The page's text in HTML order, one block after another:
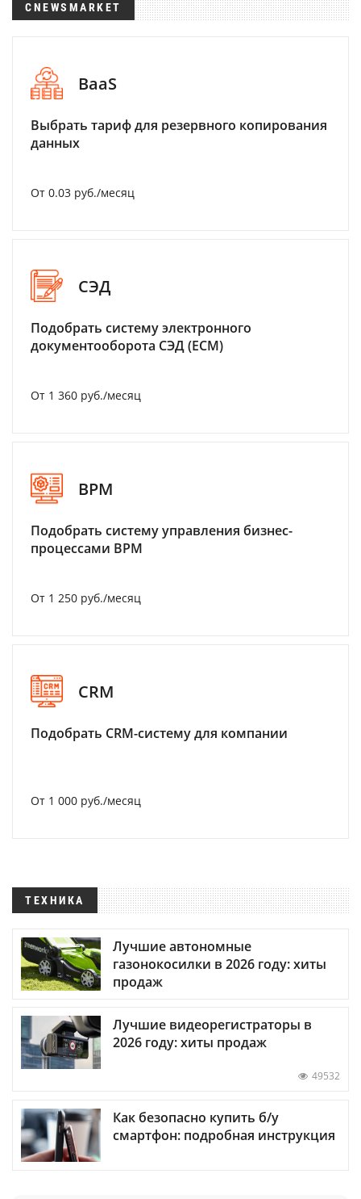
CNEWSMARKET
BaaS
Выбрать тариф для резервного копирования
данных
От 0.03 руб./месяц
СЭД
Подобрать систему электронного
документооборота СЭД (ECM)
От 1 360 руб./месяц
BPM
Подобрать систему управления бизнес-
процессами BPM
От 1 250 руб./месяц
CRM
Подобрать CRM-систему для компании
От 1 000 руб./месяц
ТЕХНИКА
Лучшие автономные
газонокосилки в 2026 году: хиты
продаж
Лучшие видеорегистраторы в
2026 году: хиты продаж
49532
Как безопасно купить б/у
смартфон: подробная инструкция